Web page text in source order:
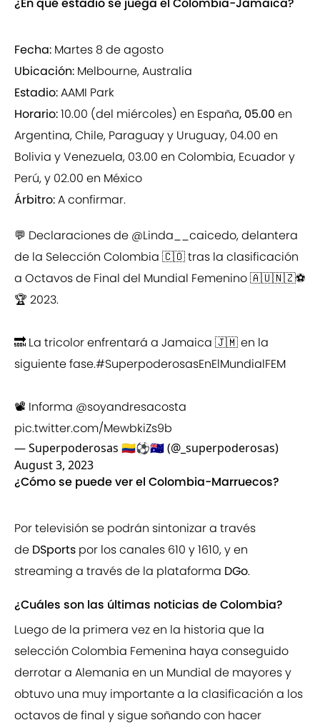
Fecha: Martes 8 de agosto
Ubicación: Melbourne, Australia
Estadio:AAMI Park
Horario:10.00 (del miércoles) en España, 05.00 en
Argentina, Chile, Paraguay y Uruguay, 04.00 en
Bolivia y Venezuela, 03.00 en Colombia, Ecuador y
Perú, y 02.00 en México
Árbitro:A confirmar.
💬 Declaraciones de @Linda__caicedo, delantera
de la Selección Colombia 🇨🇴 tras la clasificación
a Octavos de Final del Mundial Femenino 🇦🇺🇳🇿⚽️
🏆 2023.
🔜 La tricolor enfrentará a Jamaica 🇯🇲 en la
siguiente fase.#SuperpoderosasEnElMundialFEM
📽 Informa @soyandresacosta
pic.twitter.com/MewbkiZs9b
— Superpoderosas 🇨🇴⚽️🇦🇺 (@_superpoderosas)
August 3, 2023
¿Cómo se puede ver el Colombia-Marruecos?
Por televisión se podrán sintonizar a través
de DSports por los canales 610 y 1610, y en
streaming a través de la plataforma DGo.
¿Cuáles son las últimas noticias de Colombia?
Luego de la primera vez en la historia que la
selección Colombia Femenina haya conseguido
derrotar a Alemania en un Mundial de mayores y
obtuvo una muy importante a la clasificación a los
octavos de final y sigue soñando con hacer